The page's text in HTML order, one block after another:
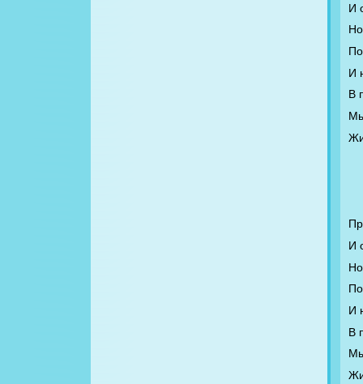
И
И
В
И
И
В